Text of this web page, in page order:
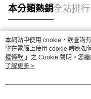
本分類熱銷全站排行
熱門標籤
本網站中使用 cookie，欲查詢
望在電腦上使用 cookie 時應如
權條款 」之 Cookie 聲明。您
用條款之 Cookie 聲明使用
了解更多 >